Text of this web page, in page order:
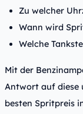
Zu welcher
Wann wird
Welche
Mit der
Antwort auf diese
besten Spritpreis